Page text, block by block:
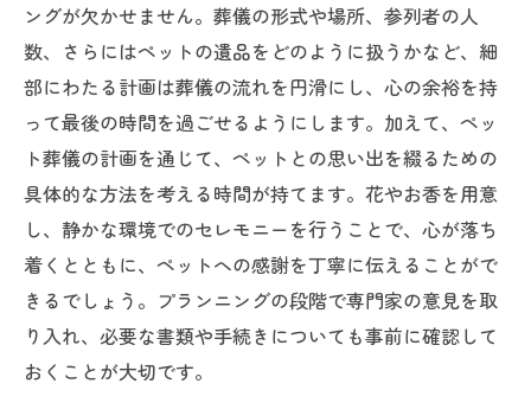
ペット葬儀が提供する心温まる別れの機会
感情と向き合う時間の大切さ
ペットへの愛を形にするために
葬儀の場での家族と友人の役割
ペットにふさわしいお別れを考える
心温まる別れを支える音楽と演出
ペット葬儀を通じて得られる心の癒し
感謝の気持ちを込めたペット葬儀の進め方
感謝のメッセージを伝える方法
葬儀プログラムの工夫とその意義
ングが欠かせません。葬儀の形式や場所、参列者の人
数、さらにはペットの遺品をどのように扱うかなど、細
部にわたる計画は葬儀の流れを円滑にし、心の余裕を持
って最後の時間を過ごせるようにします。加えて、ペッ
ト葬儀の計画を通じて、ペットとの思い出を綴るための
具体的な方法を考える時間が持てます。花やお香を用意
し、静かな環境でのセレモニーを行うことで、心が落ち
着くとともに、ペットへの感謝を丁寧に伝えることがで
きるでしょう。プランニングの段階で専門家の意見を取
り入れ、必要な書類や手続きについても事前に確認して
おくことが大切です。